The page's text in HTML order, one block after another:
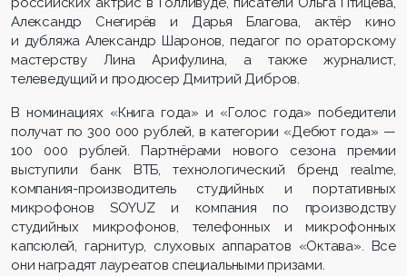
Александр Снегирёв и Дарья Благова, актёр кино
и дубляжа Александр Шаронов, педагог по ораторскому
мастерству Лина Арифулина, а также журналист,
телеведущий и продюсер Дмитрий Дибров.
В номинациях «Книга года» и «Голос года» победители
получат по 300 000 рублей, в категории «Дебют года» —
100 000 рублей. Партнёрами нового сезона премии
выступили банк ВТБ, технологический бренд realme,
компания-производитель студийных и портативных
микрофонов SOYUZ и компания по производству
студийных микрофонов, телефонных и микрофонных
капсюлей, гарнитур, слуховых аппаратов «Октава». Все
они наградят лауреатов специальными призами.